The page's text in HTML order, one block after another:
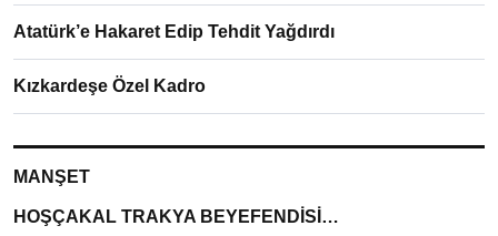
Atatürk’e Hakaret Edip Tehdit Yağdırdı
Kızkardeşe Özel Kadro
MANŞET
HOŞÇAKAL TRAKYA BEYEFENDİSİ…